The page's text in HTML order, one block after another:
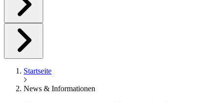
Startseite
News & Informationen